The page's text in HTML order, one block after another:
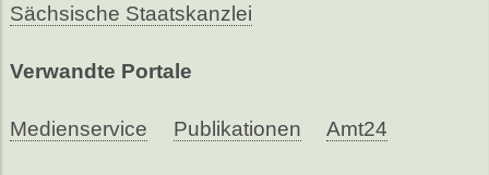
Sächsische Staatskanzlei
Verwandte Portale
Medienservice Publikationen Amt24